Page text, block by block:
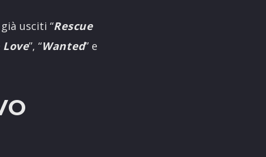
usciti “Rescue
Love”, “Wanted” e